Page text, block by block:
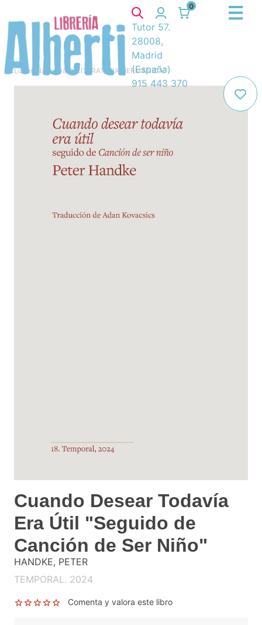
0
Tutor 57.
28008,
Madrid
(España)
915 443 370
Libros Narrativa/ 8. LITERATURA GERMANICA/
Cuando Desear Todavía
Era Útil "Seguido de
Canción de Ser Niño"
HANDKE, PETER
TEMPORAL. 2024
Comenta y valora este libro